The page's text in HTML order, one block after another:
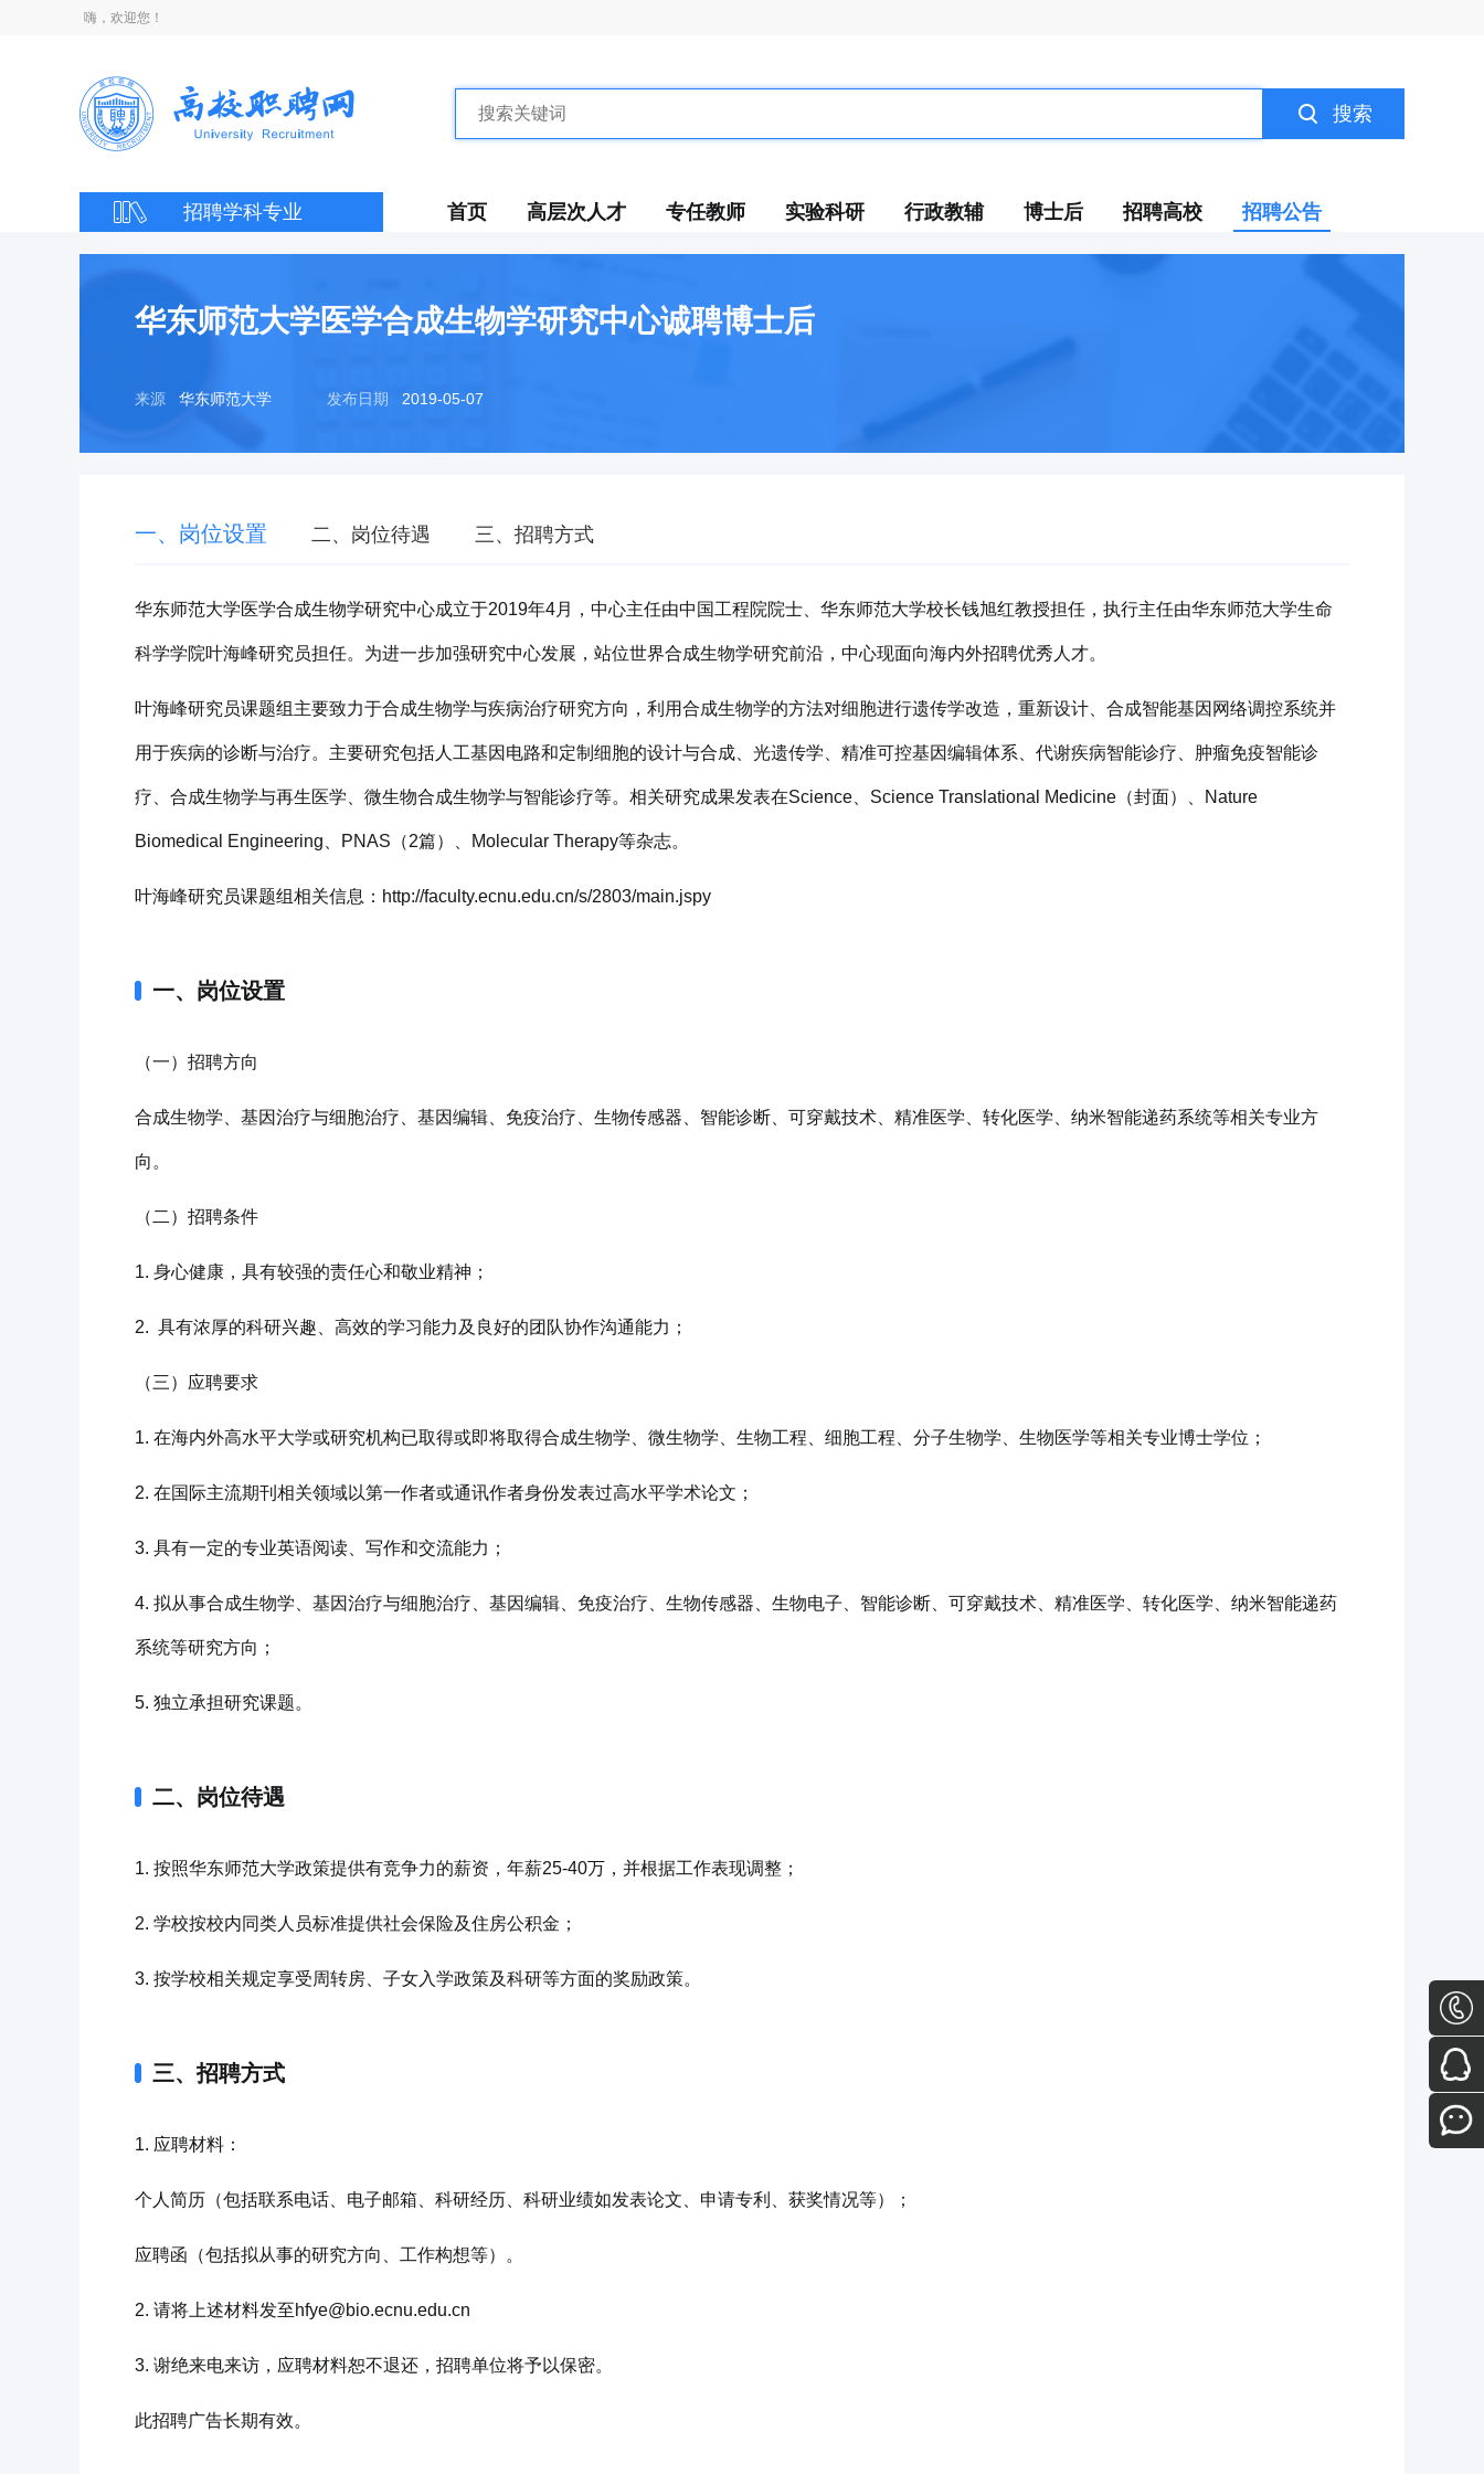
嗨，欢迎您！
搜索
招聘学科专业 首页 高层次人才 专任教师 实验科研 行政教辅 博士后 招聘高校 招聘公告
华东师范大学医学合成生物学研究中心诚聘博士后
来源 华东师范大学 发布日期 2019-05-07
一、岗位设置 二、岗位待遇 三、招聘方式
华东师范大学医学合成生物学研究中心成立于2019年4月，中心主任由中国工程院院士、华东师范大学校长钱旭红教授担任，执行主任由华东师范大学生命
科学学院叶海峰研究员担任。为进一步加强研究中心发展，站位世界合成生物学研究前沿，中心现面向海内外招聘优秀人才。
叶海峰研究员课题组主要致力于合成生物学与疾病治疗研究方向，利用合成生物学的方法对细胞进行遗传学改造，重新设计、合成智能基因网络调控系统并
用于疾病的诊断与治疗。主要研究包括人工基因电路和定制细胞的设计与合成、光遗传学、精准可控基因编辑体系、代谢疾病智能诊疗、肿瘤免疫智能诊
疗、合成生物学与再生医学、微生物合成生物学与智能诊疗等。相关研究成果发表在Science、Science Translational Medicine（封面）、Nature
Biomedical Engineering、PNAS（2篇）、Molecular Therapy等杂志。
叶海峰研究员课题组相关信息：http://faculty.ecnu.edu.cn/s/2803/main.jspy
一、岗位设置
（一）招聘方向
合成生物学、基因治疗与细胞治疗、基因编辑、免疫治疗、生物传感器、智能诊断、可穿戴技术、精准医学、转化医学、纳米智能递药系统等相关专业方
向。
（二）招聘条件
1. 身心健康，具有较强的责任心和敬业精神；
2. 具有浓厚的科研兴趣、高效的学习能力及良好的团队协作沟通能力；
（三）应聘要求
1. 在海内外高水平大学或研究机构已取得或即将取得合成生物学、微生物学、生物工程、细胞工程、分子生物学、生物医学等相关专业博士学位；
2. 在国际主流期刊相关领域以第一作者或通讯作者身份发表过高水平学术论文；
3. 具有一定的专业英语阅读、写作和交流能力；
4. 拟从事合成生物学、基因治疗与细胞治疗、基因编辑、免疫治疗、生物传感器、生物电子、智能诊断、可穿戴技术、精准医学、转化医学、纳米智能递药
系统等研究方向；
5. 独立承担研究课题。
二、岗位待遇
1. 按照华东师范大学政策提供有竞争力的薪资，年薪25-40万，并根据工作表现调整；
2. 学校按校内同类人员标准提供社会保险及住房公积金；
3. 按学校相关规定享受周转房、子女入学政策及科研等方面的奖励政策。
三、招聘方式
1. 应聘材料：
个人简历（包括联系电话、电子邮箱、科研经历、科研业绩如发表论文、申请专利、获奖情况等）；
应聘函（包括拟从事的研究方向、工作构想等）。
2. 请将上述材料发至hfye@bio.ecnu.edu.cn
3. 谢绝来电来访，应聘材料恕不退还，招聘单位将予以保密。
此招聘广告长期有效。